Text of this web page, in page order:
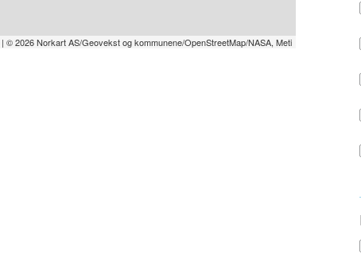
| © 2026 Norkart AS/Geovekst og kommunene/OpenStreetMap/NASA, Meti